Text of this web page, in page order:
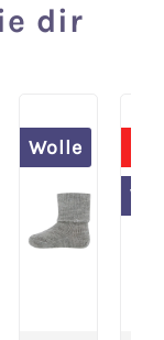
dir
Wolle
Spare 20% im